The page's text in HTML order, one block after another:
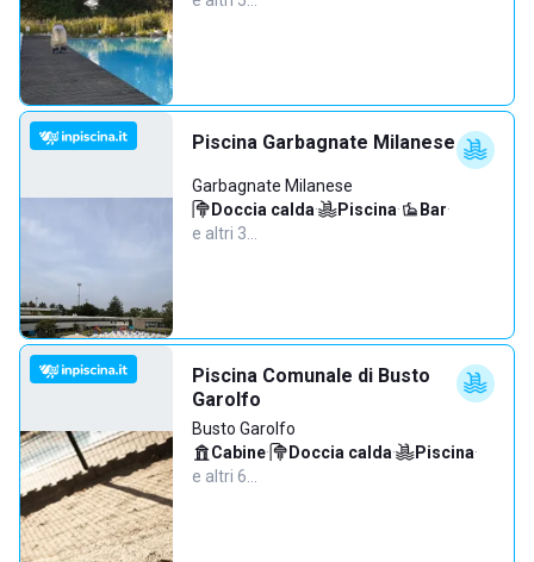
Piscina Garbagnate Milanese
Garbagnate Milanese
Doccia calda· Piscina· Bar·
e altri 3…
Piscina Comunale di Busto
Garolfo
Busto Garolfo
Cabine· Doccia calda· Piscina·
e altri 6…